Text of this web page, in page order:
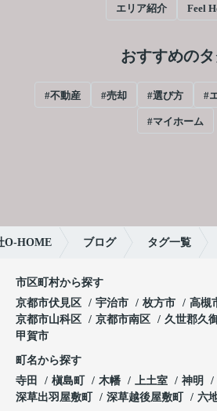
エリア紹介 Feel
おすすめの
#不動産 #売却 #選び方 #
#マイホーム
O-HOME ブログ タグ一覧
市区町村から探す
京都市伏見区
宇治市 枚方市 高槻
京都市山科区
京都市南区 久世郡久
甲賀市
町名から探す
寺田
槇島町 木幡 上土室 神明
深草出羽屋敷町
深草越後屋敷町 六